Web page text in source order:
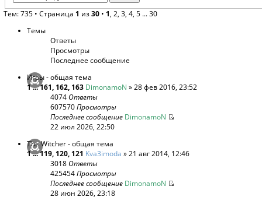
Тем: 735 • Страница 1 из30 • 1, 2, 3, 4, 5 ...30
Темы
Ответы
Просмотры
Последнее сообщение
Игры - общая тема
1...161, 162, 163 DimonamoN » 28 фев 2016, 23:52
4074Ответы
607570Просмотры
Последнее сообщение DimonamoN
22 июл 2026, 22:50
The Witcher - общая тема
1...119, 120, 121 Kva3imoda » 21 авг 2014, 12:46
3018Ответы
425454Просмотры
Последнее сообщение DimonamoN
28 июн 2026, 23:18